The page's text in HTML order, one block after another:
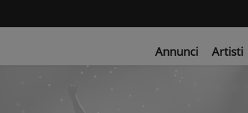
Annunci Artisti